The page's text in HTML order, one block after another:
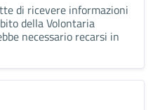
di ricevere informazioni
della Volontaria
necessario recarsi in